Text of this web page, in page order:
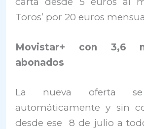
Toros’ por 20 euros
Movistar+ con 3,6
abonados
La nueva oferta se
automáticamente y sin
desde ese 8 de julio a